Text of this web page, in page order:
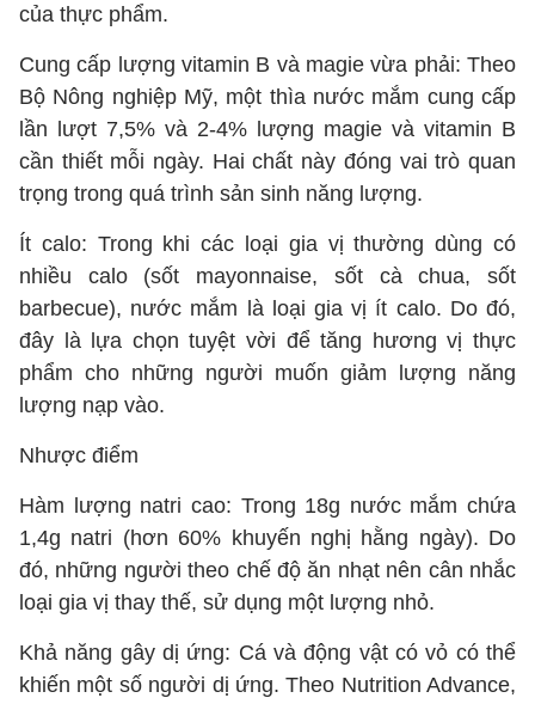
của thực phẩm.
Cung cấp lượng vitamin B và magie vừa phải: Theo
Bộ Nông nghiệp Mỹ, một thìa nước mắm cung cấp
lần lượt 7,5% và 2-4% lượng magie và vitamin B
cần thiết mỗi ngày. Hai chất này đóng vai trò quan
trọng trong quá trình sản sinh năng lượng.
Ít calo: Trong khi các loại gia vị thường dùng có
nhiều calo (sốt mayonnaise, sốt cà chua, sốt
barbecue), nước mắm là loại gia vị ít calo. Do đó,
đây là lựa chọn tuyệt vời để tăng hương vị thực
phẩm cho những người muốn giảm lượng năng
lượng nạp vào.
Nhược điểm
Hàm lượng natri cao: Trong 18g nước mắm chứa
1,4g natri (hơn 60% khuyến nghị hằng ngày). Do
đó, những người theo chế độ ăn nhạt nên cân nhắc
loại gia vị thay thế, sử dụng một lượng nhỏ.
Khả năng gây dị ứng: Cá và động vật có vỏ có thể
khiến một số người dị ứng. Theo Nutrition Advance,